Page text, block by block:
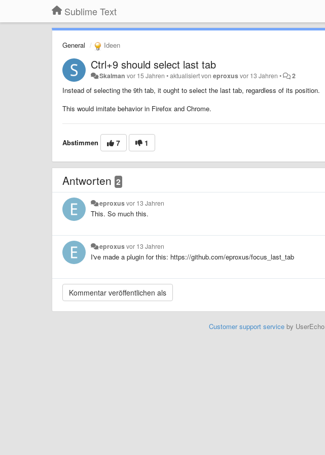
Sublime Text
General Ideen
Ctrl+9 should select last tab
Skalman vor 15 Jahren •aktualisiert voneproxusvor 13 Jahren • 2
Instead of selecting the 9th tab, it ought to select the last tab, regardless of its position.
This would imitate behavior in Firefox and Chrome.
Abstimmen 7 1
Antworten 2
eproxusvor 13 Jahren
This. So much this.
eproxusvor 13 Jahren
I've made a plugin for this: https://github.com/eproxus/focus_last_tab
Customer support serviceby UserEcho